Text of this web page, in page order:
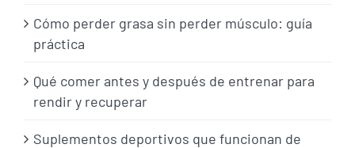
Cómo perder grasa sin perder músculo: guía
práctica
Qué comer antes y después de entrenar para
rendir y recuperar
Suplementos deportivos que funcionan de